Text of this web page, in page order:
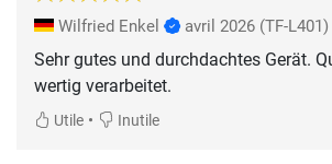
Wilfried Enkel avril 2026 (TF-L401)
Sehr gutes und durchdachtes Gerät.
wertig verarbeitet.
Utile • Inutile